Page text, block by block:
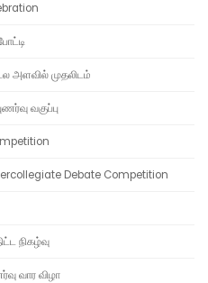
அளவில் முதலிடம்
வகுப்பு
Debate Competition
நிகழ்வு
வார விழா